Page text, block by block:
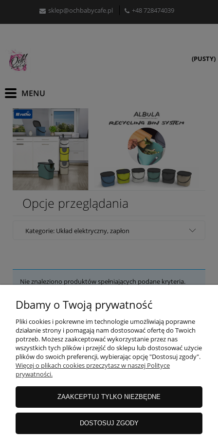
sklep@ochbabycafe.pl +48 728474039
(PUSTY)
Opcje przeglądania
Kategorie: Układ elektryczny, zapłon
Nie znaleziono produktów spełniających podane kryteria.
POMOC
MOJE KONTO
PŁATNOŚCI I DOSTAWA
INFORMACJE
Dbamy o Twoją prywatność
Pliki cookies i pokrewne im technologie umożliwiają poprawne
działanie strony i pomagają nam dostosować ofertę do Twoich
potrzeb. Możesz zaakceptować wykorzystanie przez nas
wszystkich tych plików i przejść do sklepu lub dostosować użycie
plików do swoich preferencji, wybierając opcję "Dostosuj zgody".
Więcej o plikach cookies przeczytasz w naszej Polityce
prywatności.
ZAAKCEPTUJ TYLKO NIEZBĘDNE
DOSTOSUJ ZGODY